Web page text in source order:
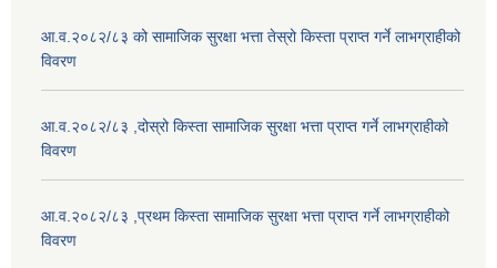
आ.व.२०८२/८३ को सामाजिक सुरक्षा भत्ता तेस्रो किस्ता प्राप्त गर्ने लाभग्राहीको
विवरण
आ.व.२०८२/८३ ,दोस्रो किस्ता सामाजिक सुरक्षा भत्ता प्राप्त गर्ने लाभग्राहीको
विवरण
आ.व.२०८२/८३ ,प्रथम किस्ता सामाजिक सुरक्षा भत्ता प्राप्त गर्ने लाभग्राहीको
विवरण